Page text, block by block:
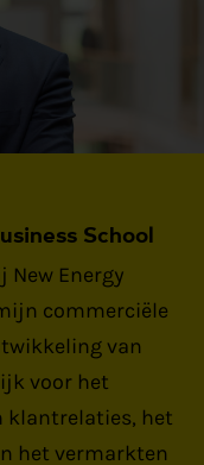
School
New Energy
commerciële
van
voor het
klantrelaties, het
het vermarkten